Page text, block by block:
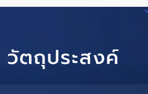
วัตถุประสงค์